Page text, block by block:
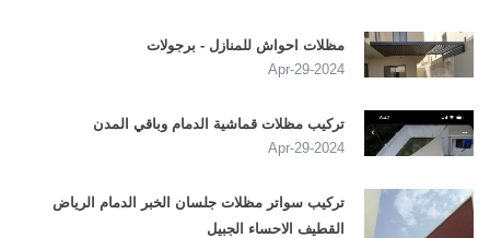
مظلات احواش للمنازل - برجولات
2024-Apr-29
تركيب مظلات قماشية الدمام وباقي المدن
2024-Apr-29
تركيب سواتر مظلات جلسان الخبر الدمام الرياض
القطيف الاحساء الجبيل